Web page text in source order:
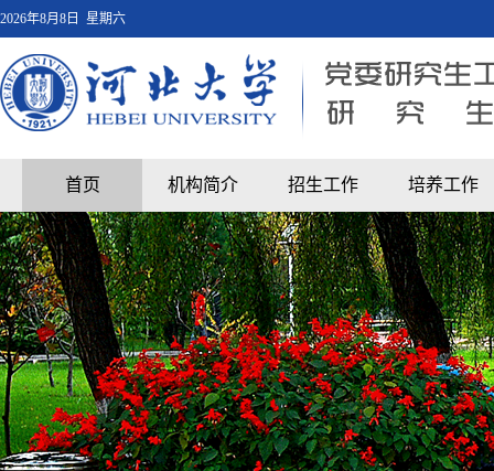
2026年8月8日 星期六
首页 机构简介 招生工作 培养工作